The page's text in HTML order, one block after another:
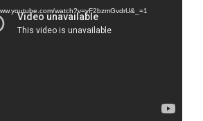
watch?v=yF2bzmGvdrU&_=1